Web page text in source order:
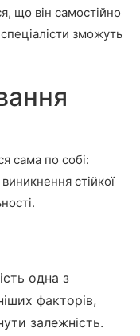
що він самостійно
зможуть
сама по собі:
стійкої
одна з
факторів,
залежність.